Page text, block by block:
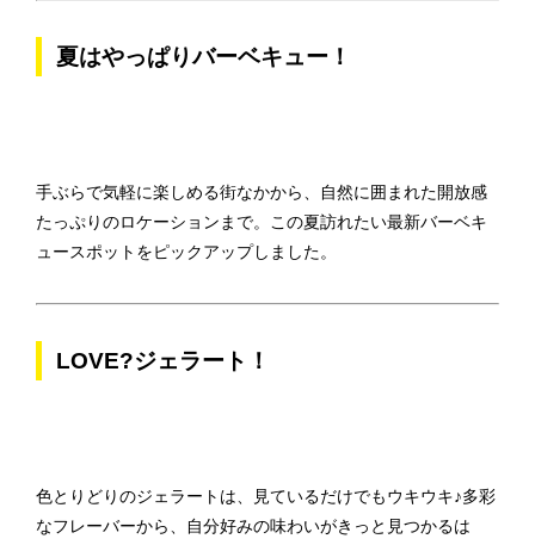
夏はやっぱりバーベキュー！
手ぶらで気軽に楽しめる街なかから、自然に囲まれた開放感
たっぷりのロケーションまで。この夏訪れたい最新バーベキ
ュースポットをピックアップしました。
LOVE?ジェラート！
色とりどりのジェラートは、見ているだけでもウキウキ♪多彩
なフレーバーから、自分好みの味わいがきっと見つかるは